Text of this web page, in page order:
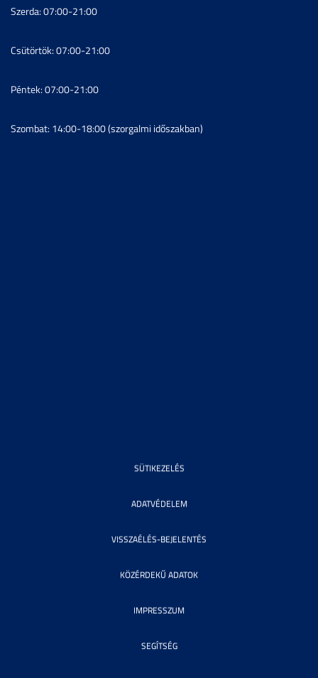
Szerda: 07:00-21:00
Csütörtök: 07:00-21:00
Péntek: 07:00-21:00
Szombat: 14:00-18:00 (szorgalmi időszakban)
SÜTIKEZELÉS
ADATVÉDELEM
VISSZAÉLÉS-BEJELENTÉS
KÖZÉRDEKŰ ADATOK
IMPRESSZUM
SEGÍTSÉG